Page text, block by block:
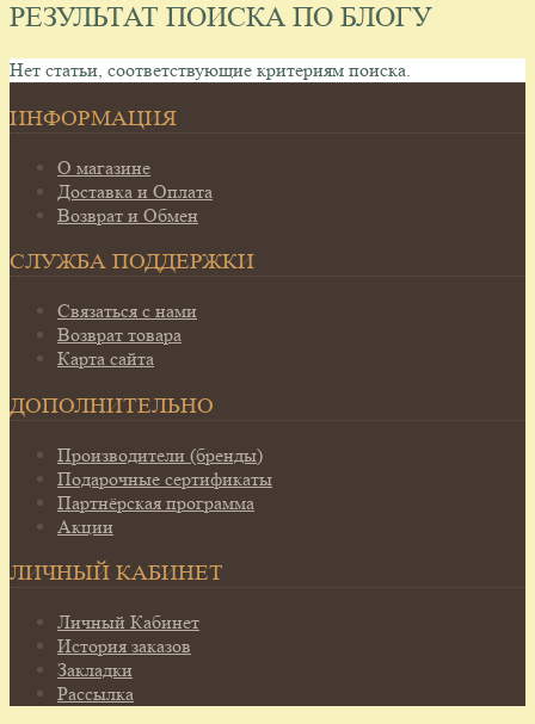
РЕЗУЛЬТАТ ПОИСКА ПО БЛОГУ
Нет статьи, соответствующие критериям поиска.
ИНФОРМАЦИЯ
О магазине
Доставка и Оплата
Возврат и Обмен
СЛУЖБА ПОДДЕРЖКИ
Связаться с нами
Возврат товара
Карта сайта
ДОПОЛНИТЕЛЬНО
Производители (бренды)
Подарочные сертификаты
Партнёрская программа
Акции
ЛИЧНЫЙ КАБИНЕТ
Личный Кабинет
История заказов
Закладки
Рассылка